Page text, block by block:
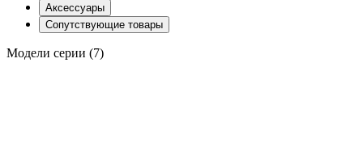
Аксессуары
Сопутствующие товары
Модели серии (7)